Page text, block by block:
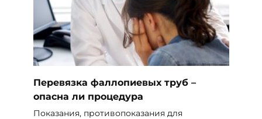
Перевязка фаллопиевых труб –
опасна ли процедура
Показания, противопоказания для